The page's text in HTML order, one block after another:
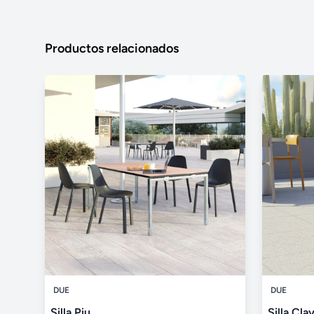
Productos relacionados
DUE DUE